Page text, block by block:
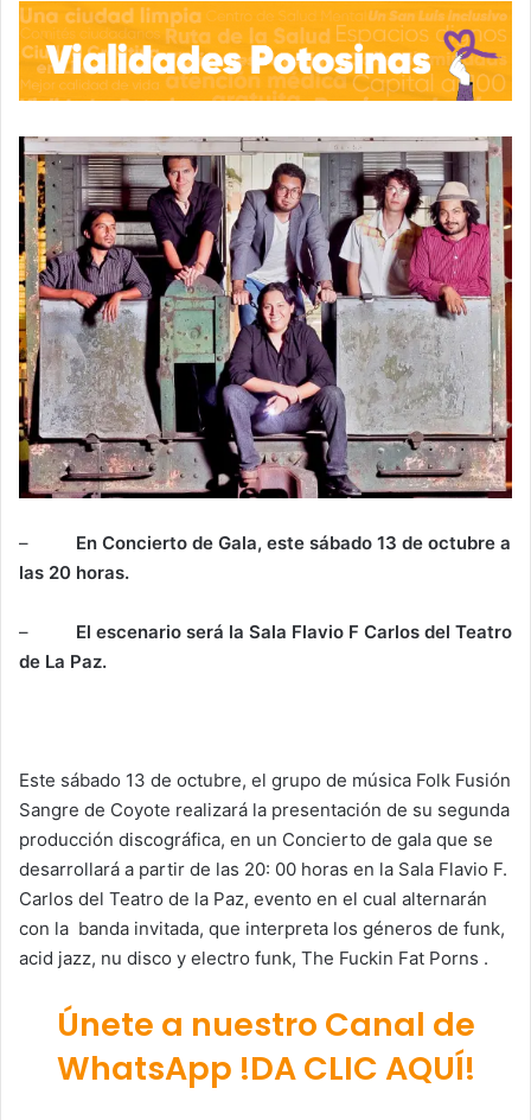
– En Concierto de Gala, este sábado 13 de octubre a
las 20 horas.
– El escenario será la Sala Flavio F Carlos del Teatro
de La Paz.
Este sábado 13 de octubre, el grupo de música Folk Fusión
Sangre de Coyote realizará la presentación de su segunda
producción discográfica, en un Concierto de gala que se
desarrollará a partir de las 20: 00 horas en la Sala Flavio F.
Carlos del Teatro de la Paz, evento en el cual alternarán
con la banda invitada, que interpreta los géneros de funk,
acid jazz, nu disco y electro funk, The Fuckin Fat Porns .
Únete a nuestro Canal de
WhatsApp !DA CLIC AQUÍ!